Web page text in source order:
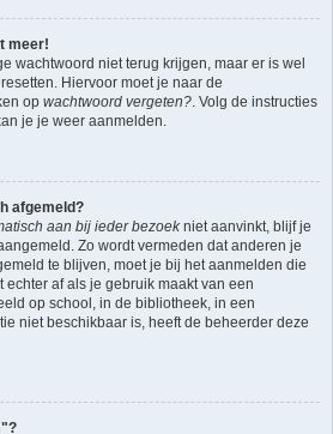
meer!
wachtwoord niet terug krijgen, maar er is wel
Hiervoor moet je naar de
op wachtwoord vergeten?. Volg de instructies
je je weer aanmelden.
afgemeld?
aan bij ieder bezoekniet aanvinkt, blijf je
Zo wordt vermeden dat anderen je
te blijven, moet je bij het aanmelden die
af als je gebruik maakt van een
op school, in de bibliotheek, in een
niet beschikbaar is, heeft de beheerder deze